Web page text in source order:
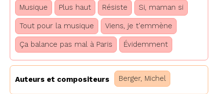
Musique Plus haut Résiste Si, maman si
Tout pour la musique Viens, je t'emmène
Ça balance pas mal à Paris Évidemment
Auteurs et compositeurs Berger, Michel